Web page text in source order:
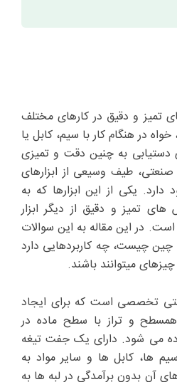
و دقیق در کارهای مختلف
در هنگام کار با سیم، کابل یا
دستیابی به چنین دقت و تمیزی
صنعتی، طیف وسیعی از ابزارهای
یکی از این ابزارها که به
تمیز و دقیق از دیگر ابزار
در این مقاله به این سوالات
چین چیست، چه کاربردهایی دارد
میتوانند باشند.
تخصصی است که برای ایجاد
و تراز با سطح ماده در
می شود. دارای یک جفت تیغه
ها، کابل ها و سایر مواد به
آن بدون برآمدگی در لبه ها به